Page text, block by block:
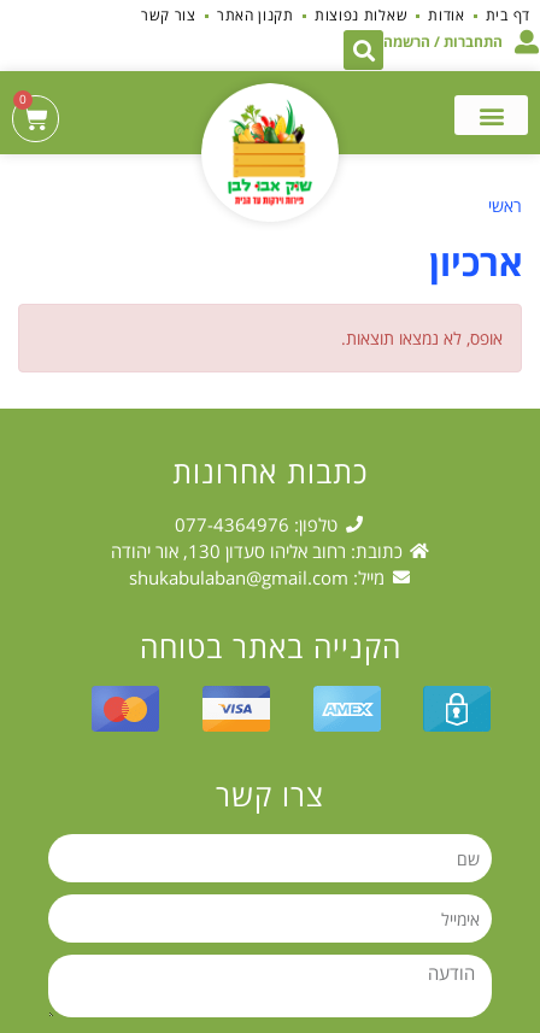
לתוכן
דף בית אודות שאלות נפוצות תקנון האתר
צור קשר
התחברות / הרשמה
0
ראשי
ארכיון
אופס, לא נמצאו תוצאות.
כתבות אחרונות
טלפון: 077-4364976
כתובת: רחוב אליהו סעדון 130, אור יהודה
מייל: shukabulaban@gmail.com
הקנייה באתר בטוחה
צרו קשר